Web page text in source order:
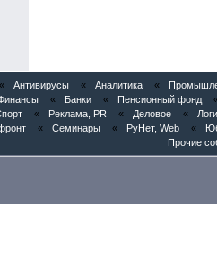
« Антивирусы « Аналитика «
« Банки « Пенсионный фонд
« Реклама, PR « Деловое «
« Семинары « РуНет, Web «
Прочие